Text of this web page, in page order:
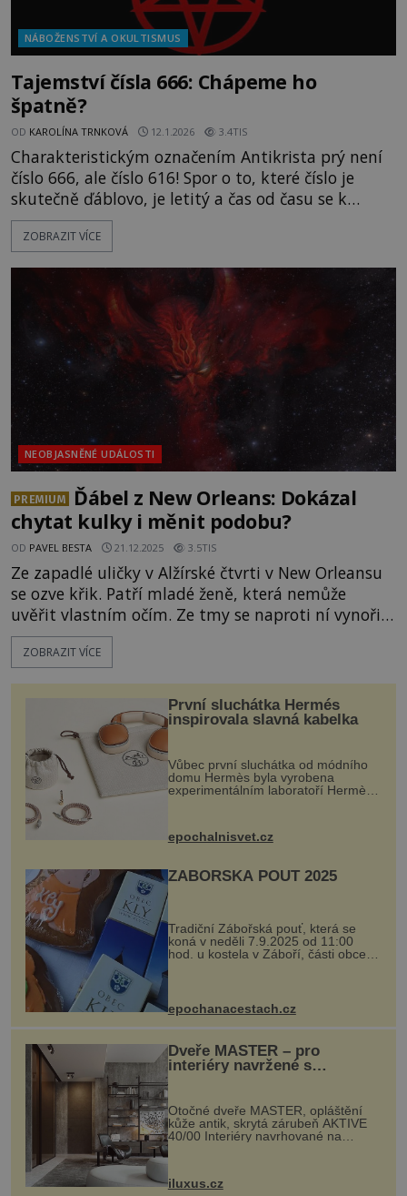
NÁBOŽENSTVÍ A OKULTISMUS
Tajemství čísla 666: Chápeme ho
špatně?
OD KAROLÍNA TRNKOVÁ 12.1.2026 3.4TIS
Charakteristickým označením Antikrista prý není
číslo 666, ale číslo 616! Spor o to, které číslo je
skutečně ďáblovo, je letitý a čas od času se k
němu někde objeví nové údajné důkazy pro tu či
onu stranu. Klasičtí zastánci ďábelských tří šestek
Zjevení: „A nutí všechny, malé i veliké, boha
ZOBRAZIT VÍCE
NEOBJASNĚNÉ UDÁLOSTI
PREMIUM
Ďábel z New Orleans: Dokázal
chytat kulky i měnit podobu?
OD PAVEL BESTA 21.12.2025 3.5TIS
Ze zapadlé uličky v Alžírské čtvrti v New Orleansu
se ozve křik. Patří mladé ženě, která nemůže
uvěřit vlastním očím. Ze tmy se naproti ní vynořilo
stvoření s planoucíma očima a rohy na hlavě.
Naštěstí jí rychle přispěchá na pomoc policista. Je
strach, zejména
ZOBRAZIT VÍCE
První sluchátka Hermés
inspirovala slavná kabelka
Vůbec první sluchátka od módního
domu Hermès byla vyrobena
experimentálním laboratoří Hermès
kovový...
epochalnisvet.cz
ZÁBOŘSKÁ POUŤ 2025
Tradiční Zábořská pouť, která se
koná v neděli 7.9.2025 od 11:00
hod. u kostela v Záboří, části obce
Kly u Mělníka. V programu naleznete
komentovanou prohlídku kostela,
epochanacestach.cz
Dveře MASTER – pro
interiéry navržené s
rozumem i vášní!
Otočné dveře MASTER, opláštění
kůže antik, skrytá zárubeň AKTIVE
40/00 Interiéry navrhované na
zakázku často vyžadují atypické
rozměry nejen nábytku, ale i
dnes umož...
iluxus.cz